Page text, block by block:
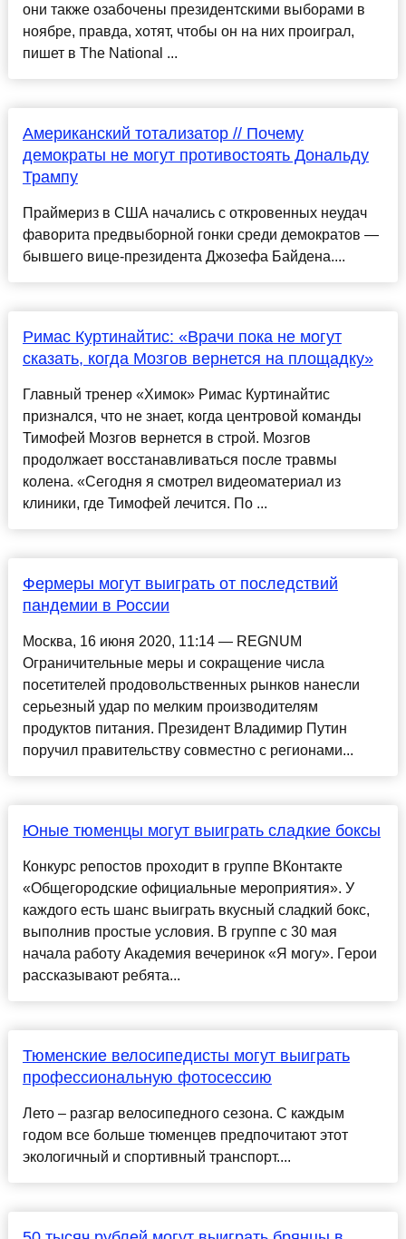
они также озабочены президентскими выборами в
ноябре, правда, хотят, чтобы он на них проиграл,
пишет в The National ...
Американский тотализатор // Почему
демократы не могут противостоять Дональду
Трампу
Праймериз в США начались с откровенных неудач
фаворита предвыборной гонки среди демократов —
бывшего вице-президента Джозефа Байдена....
Римас Куртинайтис: «Врачи пока не могут
сказать, когда Мозгов вернется на площадку»
Главный тренер «Химок» Римас Куртинайтис
признался, что не знает, когда центровой команды
Тимофей Мозгов вернется в строй. Мозгов
продолжает восстанавливаться после травмы
колена. «Сегодня я смотрел видеоматериал из
клиники, где Тимофей лечится. По ...
Фермеры могут выиграть от последствий
пандемии в России
Москва, 16 июня 2020, 11:14 — REGNUM
Ограничительные меры и сокращение числа
посетителей продовольственных рынков нанесли
серьезный удар по мелким производителям
продуктов питания. Президент Владимир Путин
поручил правительству совместно с регионами...
Юные тюменцы могут выиграть сладкие боксы
Конкурс репостов проходит в группе ВКонтакте
«Общегородские официальные мероприятия». У
каждого есть шанс выиграть вкусный сладкий бокс,
выполнив простые условия. В группе с 30 мая
начала работу Академия вечеринок «Я могу». Герои
рассказывают ребята...
Тюменские велосипедисты могут выиграть
профессиональную фотосессию
Лето – разгар велосипедного сезона. С каждым
годом все больше тюменцев предпочитают этот
экологичный и спортивный транспорт....